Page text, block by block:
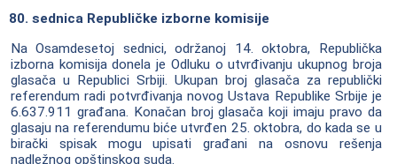
80. sednica Republičke izborne komisije
Na Osamdesetoj sednici, održanoj 14. oktobra, Republička
izborna komisija donela je Odluku o utvrđivanju ukupnog broja
glasača u Republici Srbiji. Ukupan broj glasača za republički
referendum radi potvrđivanja novog Ustava Republike Srbije je
6.637.911 građana. Konačan broj glasača koji imaju pravo da
glasaju na referendumu biće utvrđen 25. oktobra, do kada se u
birački spisak mogu upisati građani na osnovu rešenja
nadležnog opštinskog suda.